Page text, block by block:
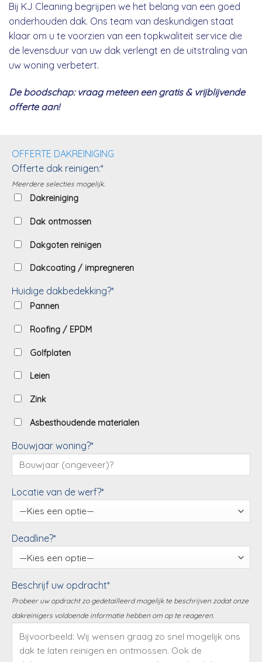
Bij KJ Cleaning begrijpen we het belang van een goed
onderhouden dak. Ons team van deskundigen staat
klaar om u te voorzien van een topkwaliteit service die
de levensduur van uw dak verlengt en de uitstraling van
uw woning verbetert.
De boodschap: vraag meteen een gratis & vrijblijvende
offerte aan!
OFFERTE DAKREINIGING
Offerte dak reinigen:*
Meerdere selecties mogelijk.
Dakreiniging
Dak ontmossen
Dakgoten reinigen
Dakcoating / impregneren
Huidige dakbedekking?*
Pannen
Roofing / EPDM
Golfplaten
Leien
Zink
Asbesthoudende materialen
Bouwjaar woning?*
Locatie van de werf?*
Deadline?*
Beschrijf uw opdracht*
Probeer uw opdracht zo gedetailleerd mogelijk te beschrijven zodat onze
dakreinigers voldoende informatie hebben om op te reageren.